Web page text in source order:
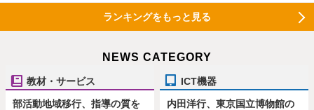
ランキングをもっと見る
NEWS CATEGORY
教材・サービス
部活動地域移行、指導の質を
ICT機器
内田洋行、東京国立博物館の